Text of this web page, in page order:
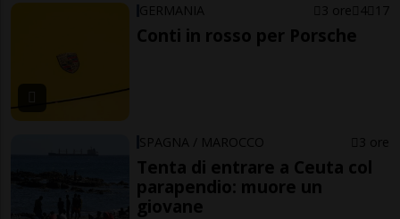
GERMANIA 3 ore 4 17
Conti in rosso per Porsche
SPAGNA / MAROCCO 3 ore
Tenta di entrare a Ceuta col
parapendio: muore un
giovane